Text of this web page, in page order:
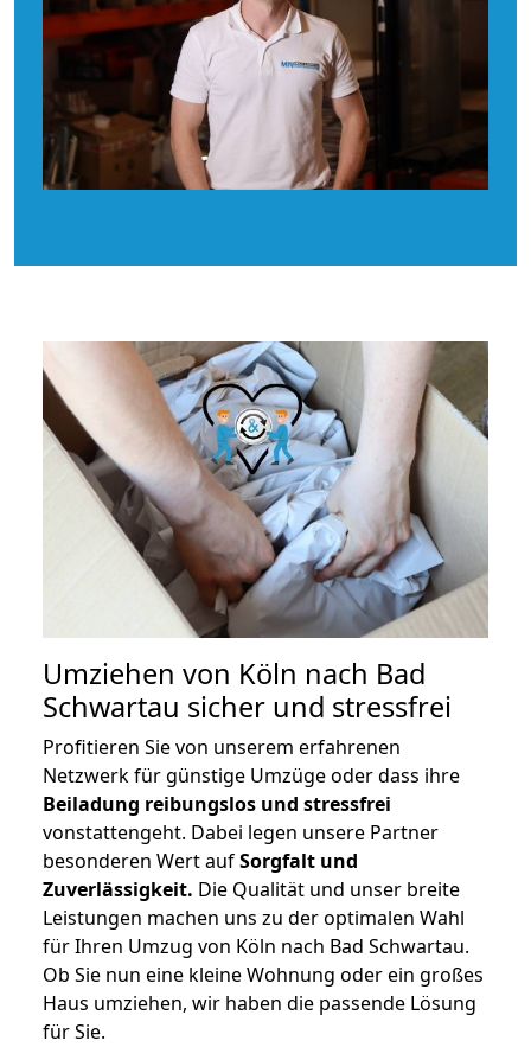
Umziehen von Köln nach Bad
Schwartau sicher und stressfrei
Profitieren Sie von unserem erfahrenen
Netzwerk für günstige Umzüge oder dass ihre
Beiladung reibungslos und stressfrei
vonstattengeht. Dabei legen unsere Partner
besonderen Wert aufSorgfalt und
Zuverlässigkeit. Die Qualität und unser breite
Leistungen machen uns zu der optimalen Wahl
für Ihren Umzug von Köln nach Bad Schwartau.
Ob Sie nun eine kleine Wohnung oder ein großes
Haus umziehen, wir haben die passende Lösung
für Sie.